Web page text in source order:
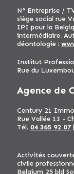
N° Entreprise /
siège social rue
IPI pour la
intermédiaire.
déontologie :
Institut
Rue du
Agence de
Century 21
Rue Vallée 13 -
Tél. 04 365 92 07 |
Activités
civile
Belgium 25 bld